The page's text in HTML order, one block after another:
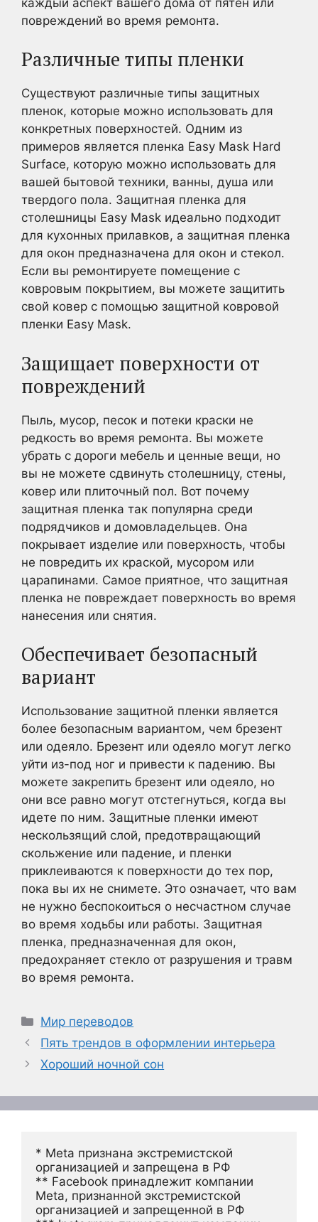
повреждений во время ремонта.
Различные типы пленки
Существуют различные типы защитных
пленок, которые можно использовать для
конкретных поверхностей. Одним из
примеров является пленка Easy Mask Hard
Surface, которую можно использовать для
вашей бытовой техники, ванны, душа или
твердого пола. Защитная пленка для
столешницы Easy Mask идеально подходит
для кухонных прилавков, а защитная пленка
для окон предназначена для окон и стекол.
Если вы ремонтируете помещение с
ковровым покрытием, вы можете защитить
свой ковер с помощью защитной ковровой
пленки Easy Mask.
Защищает поверхности от
повреждений
Пыль, мусор, песок и потеки краски не
редкость во время ремонта. Вы можете
убрать с дороги мебель и ценные вещи, но
вы не можете сдвинуть столешницу, стены,
ковер или плиточный пол. Вот почему
защитная пленка так популярна среди
подрядчиков и домовладельцев. Она
покрывает изделие или поверхность, чтобы
не повредить их краской, мусором или
царапинами. Самое приятное, что защитная
пленка не повреждает поверхность во время
нанесения или снятия.
Обеспечивает безопасный
вариант
Использование защитной пленки является
более безопасным вариантом, чем брезент
или одеяло. Брезент или одеяло могут легко
уйти из-под ног и привести к падению. Вы
можете закрепить брезент или одеяло, но
они все равно могут отстегнуться, когда вы
идете по ним. Защитные пленки имеют
нескользящий слой, предотвращающий
скольжение или падение, и пленки
приклеиваются к поверхности до тех пор,
пока вы их не снимете. Это означает, что вам
не нужно беспокоиться о несчастном случае
во время ходьбы или работы. Защитная
пленка, предназначенная для окон,
предохраняет стекло от разрушения и травм
во время ремонта.
Рубрики
Мир переводов
Пять трендов в оформлении интерьера
Хороший ночной сон
* Meta признана экстремистской
организацией и запрещена в РФ
** Facebook принадлежит компании
Meta, признанной экстремистской
организацией и запрещенной в РФ